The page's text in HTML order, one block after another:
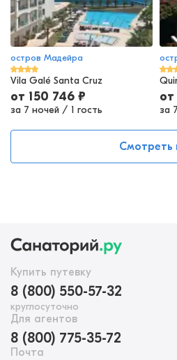
остров Мадейра
Vila Galé Santa Cruz
от 150 746 ₽
за 7 ночей / 1 гость
от
за
Смотреть
Купить путевку
8 (800) 550-57-32
круглосуточно
Для агентов
8 (800) 775-35-72
Почта